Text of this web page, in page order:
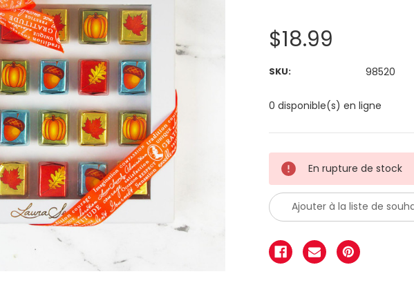
$18.99
SKU: 98520
0 disponible(s) en ligne
En rupture de stock
Ajouter à la liste de